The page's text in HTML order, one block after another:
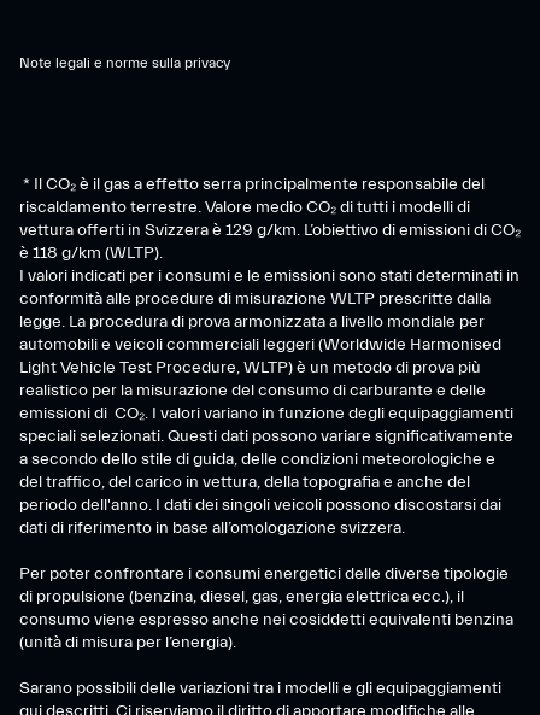
Note legali e norme sulla privacy
* Il CO₂ è il gas a effetto serra principalmente responsabile del
riscaldamento terrestre. Valore medio CO₂ di tutti i modelli di
vettura offerti in Svizzera è 129 g/km. L’obiettivo di emissioni di CO₂
è 118 g/km (WLTP).
I valori indicati per i consumi e le emissioni sono stati determinati in
conformità alle procedure di misurazione WLTP prescritte dalla
legge. La procedura di prova armonizzata a livello mondiale per
automobili e veicoli commerciali leggeri (Worldwide Harmonised
Light Vehicle Test Procedure, WLTP) è un metodo di prova più
realistico per la misurazione del consumo di carburante e delle
emissioni di CO₂. I valori variano in funzione degli equipaggiamenti
speciali selezionati. Questi dati possono variare significativamente
a secondo dello stile di guida, delle condizioni meteorologiche e
del traffico, del carico in vettura, della topografia e anche del
periodo dell'anno. I dati dei singoli veicoli possono discostarsi dai
dati di riferimento in base all’omologazione svizzera.
Per poter confrontare i consumi energetici delle diverse tipologie
di propulsione (benzina, diesel, gas, energia elettrica ecc.), il
consumo viene espresso anche nei cosiddetti equivalenti benzina
(unità di misura per l’energia).
Sarano possibili delle variazioni tra i modelli e gli equipaggiamenti